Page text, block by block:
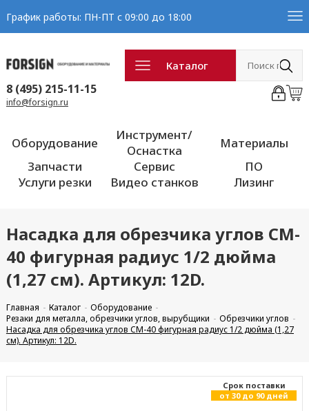
График работы: ПН-ПТ с 09:00 до 18:00
Каталог
8 (495) 215-11-15
info@forsign.ru
Оборудование
Инструмент/
Оснастка
Материалы
Запчасти
Сервис
ПО
Услуги резки
Видео станков Лизинг
Насадка для обрезчика углов CM-
40 фигурная радиус 1/2 дюйма
(1,27 см). Артикул: 12D.
Главная Каталог
Оборудование
Резаки для металла, обрезчики углов, вырубщики
Обрезчики углов
Насадка для обрезчика углов CM-40 фигурная радиус 1/2 дюйма (1,27
см). Артикул: 12D.
Cрок поставки
от 30 до 90 дней